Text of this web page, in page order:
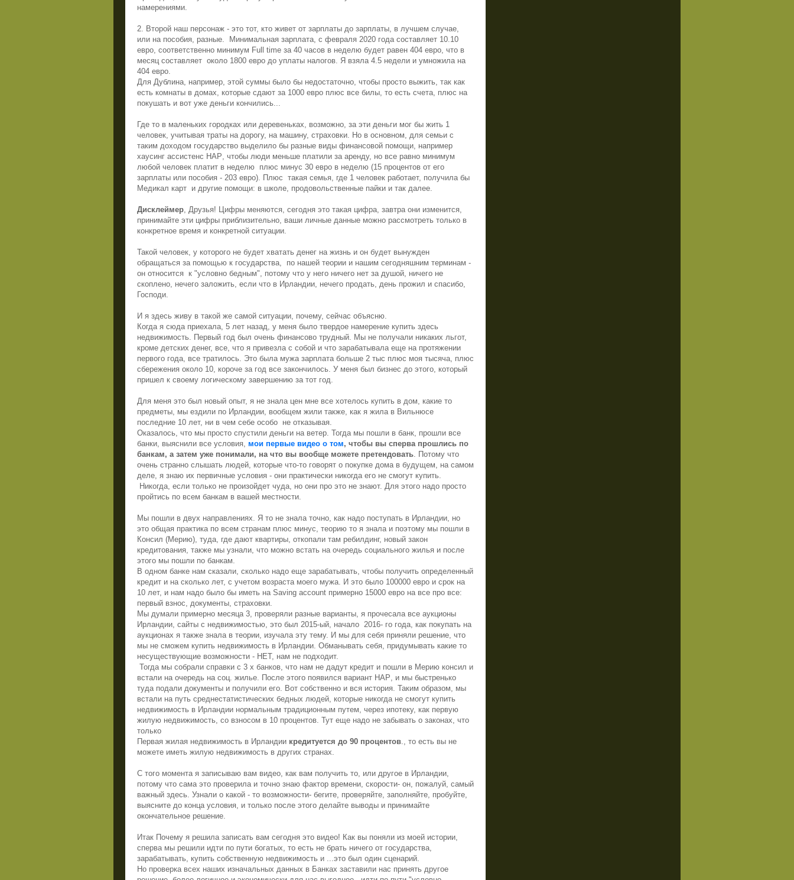
намерениями.
2. Второй наш персонаж - это тот, кто живет от зарплаты до зарплаты, в лучшем случае,
или на пособия, разные.
Минимальная зарплата, с февраля 2020 года составляет 10.10
евро, соответственно минимум Full time за 40 часов в неделю будет равен 404 евро, что в
месяц составляет около 1800 евро до уплаты налогов. Я взяла 4.5 недели и умножила на
404 евро.
Для Дублина, например, этой суммы было бы недостаточно, чтобы просто выжить, так как
есть комнаты в домах, которые сдают за 1000 евро плюс все билы, то есть счета, плюс на
покушать и вот уже деньги кончились...
Где то в маленьких городках или деревеньках, возможно, за эти деньги мог бы жить 1
человек, учитывая траты на дорогу, на машину, страховки. Но в основном, для семьи с
таким доходом государство выделило бы разные виды финансовой помощи, например
хаусинг ассистенс HAP, чтобы люди меньше платили за аренду, но все равно минимум
любой человек платит в неделю плюс минус 30 евро в неделю (15 процентов от его
зарплаты или пособия - 203 евро). Плюс такая семья, где 1 человек работает, получила бы
Медикал карт и другие помощи: в школе, продовольственные пайки и так далее.
Дисклеймер, Друзья! Цифры меняются, сегодня это такая цифра, завтра они изменится,
принимайте эти цифры приблизительно, ваши личные данные можно рассмотреть только в
конкретное время и конкретной ситуации.
Такой человек, у которого не будет хватать денег на жизнь и он будет вынужден
обращаться за помощью к государства, по нашей теории и нашим сегодняшним терминам -
он относится
к "условно бедным", потому что у него ничего нет за душой, ничего не
скоплено, нечего заложить, если что в Ирландии, нечего продать, день прожил и спасибо,
Господи.
И я здесь живу в такой же самой ситуации, почему, сейчас объясню.
Когда я сюда приехала, 5 лет назад, у меня было твердое намерение купить здесь
недвижимость. Первый год был очень финансово трудный. Мы не получали никаких льгот,
кроме детских денег, все, что я привезла с собой и что зарабатывала еще на протяжении
первого года, все тратилось. Это была мужа зарплата больше 2 тыс плюс моя тысяча, плюс
сбережения около 10, короче за год все закончилось. У меня был бизнес до этого, который
пришел к своему логическому завершению за тот год.
Для меня это был новый опыт, я не знала цен мне все хотелось купить в дом, какие то
предметы, мы ездили по Ирландии, вообщем жили также, как я жила в Вильнюсе
последние 10 лет, ни в чем себе особо не отказывая.
Оказалось, что мы просто спустили деньги на ветер. Тогда мы пошли в банк, прошли все
банки, выяснили все условия, мои первые видео о том, чтобы вы сперва прошлись по
банкам, а затем уже понимали, на что вы вообще можете претендовать. Потому что
очень странно слышать людей, которые что-то говорят о покупке дома в будущем, на самом
деле, я знаю их первичные условия - они практически никогда его не смогут купить.
Никогда, если только не произойдет чуда, но они про это не знают. Для этого надо просто
пройтись по всем банкам в вашей местности.
Мы пошли в двух направлениях. Я то не знала точно, как надо поступать в Ирландии, но
это общая практика по всем странам плюс минус, теорию то я знала и поэтому мы пошли в
Консил (Мерию), туда, где дают квартиры, откопали там ребилдинг, новый закон
кредитования, также мы узнали, что можно встать на очередь социального жилья и после
этого мы пошли по банкам.
В одном банке нам сказали, сколько надо еще зарабатывать, чтобы получить определенный
кредит и на сколько лет, с учетом возраста моего мужа. И это было 100000 евро и срок на
10 лет, и нам надо было бы иметь на Saving account примерно 15000 евро на все про все:
первый взнос, документы, страховки.
Мы думали примерно месяца 3, проверяли разные варианты, я прочесала все аукционы
Ирландии, сайты с недвижимостью, это был 2015-ый, начало 2016- го года, как покупать на
аукционах я также знала в теории, изучала эту тему. И мы для себя приняли решение, что
мы не сможем купить недвижимость в Ирландии. Обманывать себя, придумывать какие то
несуществующие возможности - НЕТ, нам не подходит.
Тогда мы собрали справки с 3 х банков, что нам не дадут кредит и пошли в Мерию консил и
встали на очередь на соц. жилье. После этого появился вариант HAP, и мы быстренько
туда подали документы и получили его. Вот собственно и вся история. Таким образом, мы
встали на путь среднестатистических бедных людей, которые никогда не смогут купить
недвижимость в Ирландии нормальным традиционным путем, через ипотеку, как первую
жилую недвижимость, со взносом в 10 процентов. Тут еще надо не забывать о законах, что
только
Первая жилая недвижимость в Ирландии кредитуется до 90 процентов., то есть вы не
можете иметь жилую недвижимость в других странах.
С того момента я записываю вам видео, как вам получить то, или другое в Ирландии,
потому что сама это проверила и точно знаю фактор времени, скорости- он, пожалуй, самый
важный здесь. Узнали о какой - то возможности- бегите, проверяйте, заполняйте, пробуйте,
выясните до конца условия, и только после этого делайте выводы и принимайте
окончательное решение.
Итак Почему я решила записать вам сегодня это видео! Как вы поняли из моей истории,
сперва мы решили идти по пути богатых, то есть не брать ничего от государства,
зарабатывать, купить собственную недвижимость и ...это был один сценарий.
Но проверка всех наших изначальных данных в Банках заставили нас принять другое